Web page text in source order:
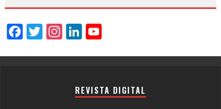
Facebook
Twitter
Instagram
LinkedIn
REVISTA DIGITAL